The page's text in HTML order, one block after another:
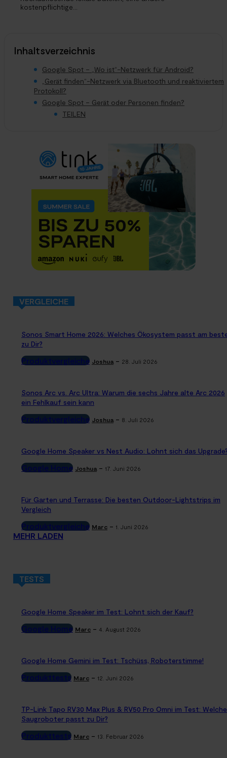
kostenpflichtige...
Inhaltsverzeichnis
Google Spot – „Wo ist“-Netzwerk für Android?
„Gerät finden“-Netzwerk via Bluetooth und reaktiviertem
Protokoll?
Google Spot – Gerät oder Personen finden?
TEILEN
VERGLEICHE
Sonos Smart Home 2026: Welches Ökosystem passt am
zu Dir?
Produktvergleiche Joshua - 28. Juli 2026
Sonos Arc vs. Arc Ultra: Warum die sechs Jahre alte Arc 2026
ein Fehlkauf sein kann
Produktvergleiche Joshua - 8. Juli 2026
Google Home Speaker vs Nest Audio: Lohnt sich das
Google Home Joshua - 17. Juni 2026
Für Garten und Terrasse: Die besten Outdoor-Lightstrips im
Vergleich
Produktvergleiche Marc - 1. Juni 2026
MEHR LADEN
TESTS
Google Home Speaker im Test: Lohnt sich der Kauf?
Google Home Marc - 4. August 2026
Google Home Gemini im Test: Tschüss, Roboterstimme!
Produkttests Marc - 12. Juni 2026
TP-Link Tapo RV30 Max Plus & RV50 Pro Omni im Test:
Saugroboter passt zu Dir?
Produkttests Marc - 13. Februar 2026